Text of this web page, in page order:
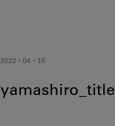
2022・04・15
yamashiro_title